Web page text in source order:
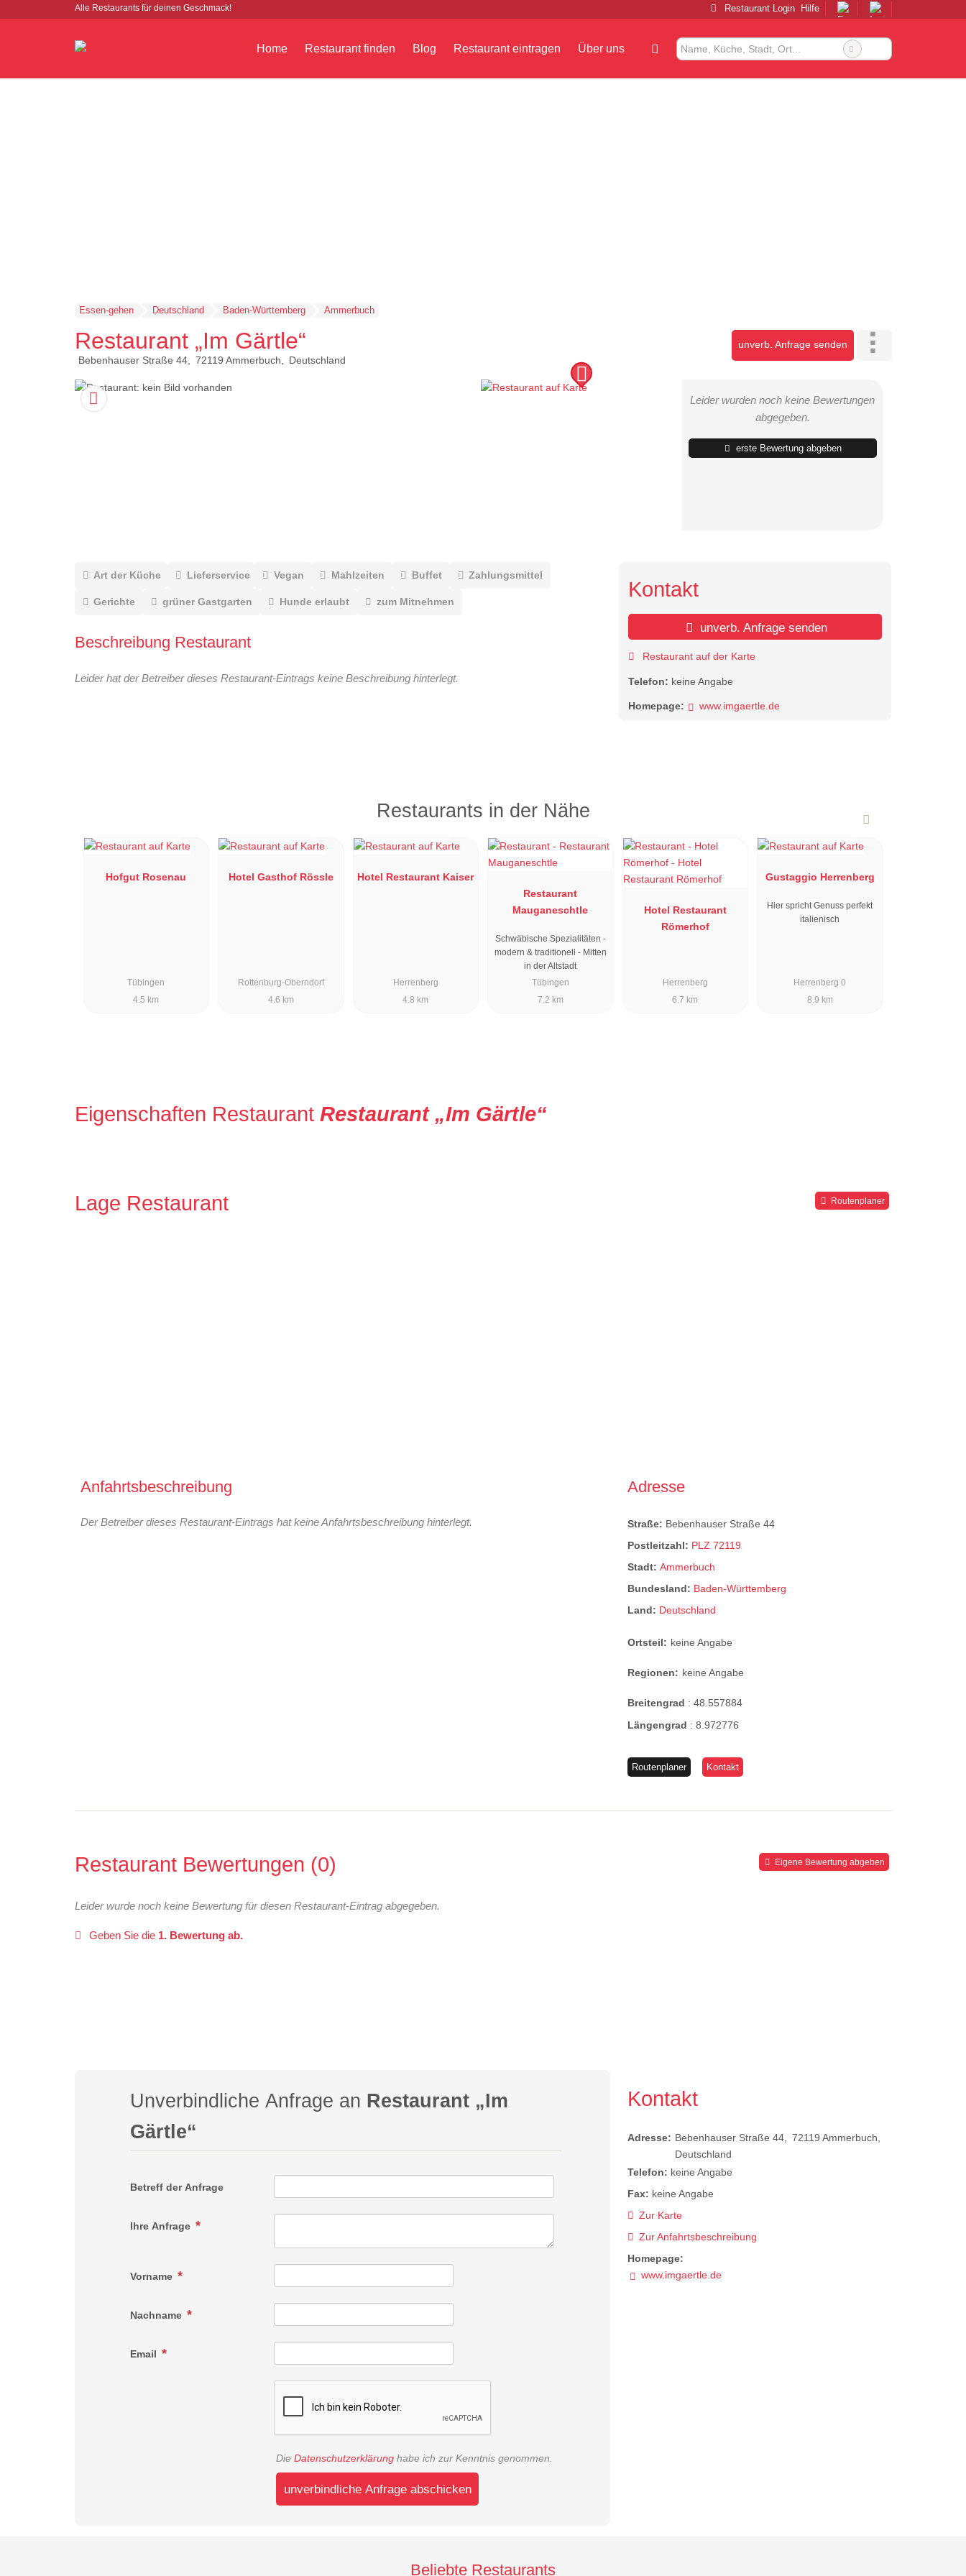
Alle Restaurants für deinen Geschmack! Restaurant Login Hilfe
Home Restaurant finden Blog Restaurant eintragen Über uns
Essen-gehen Deutschland Baden-Württemberg Ammerbuch
Restaurant „Im Gärtle“
Bebenhauser Straße 44 72119 Ammerbuch Deutschland
unverb. Anfrage senden
Leider wurden noch keine Bewertungen
abgegeben.
erste Bewertung abgeben
Art der Küche Lieferservice Vegan Mahlzeiten Buffet Zahlungsmittel
Gerichte grüner Gastgarten Hunde erlaubt zum Mitnehmen
Beschreibung Restaurant
Leider hat der Betreiber dieses Restaurant-Eintrags keine Beschreibung hinterlegt.
Kontakt
unverb. Anfrage senden
Restaurant auf der Karte
Telefon: keine Angabe
Homepage: www.imgaertle.de
Restaurants in der Nähe
Hofgut Rosenau
Tübingen
4.5 km
Hotel Gasthof Rössle
Rottenburg-Oberndorf
4.6 km
Hotel Restaurant Kaiser
Herrenberg
4.8 km
Restaurant
Mauganeschtle
Schwäbische Spezialitäten -
modern & traditionell - Mitten
in der Altstadt
Tübingen
7.2 km
Hotel Restaurant
Römerhof
Herrenberg
6.7 km
Gustaggio Herrenberg
Hier spricht Genuss perfekt
italienisch
Herrenberg 0
8.9 km
Eigenschaften Restaurant Restaurant „Im Gärtle“
Lage Restaurant Routenplaner
Anfahrtsbeschreibung
Der Betreiber dieses Restaurant-Eintrags hat keine Anfahrtsbeschreibung hinterlegt.
Adresse
Straße: Bebenhauser Straße 44
Postleitzahl: PLZ 72119
Stadt:Ammerbuch
Bundesland: Baden-Württemberg
Land: Deutschland
Ortsteil: keine Angabe
Regionen: keine Angabe
Breitengrad :48.557884
Längengrad :8.972776
Routenplaner Kontakt
Restaurant Bewertungen 0 Eigene Bewertung abgeben
Leider wurde noch keine Bewertung für diesen Restaurant-Eintrag abgegeben.
Geben Sie die 1. Bewertung ab.
Unverbindliche Anfrage an Restaurant „Im
Gärtle“
Betreff der Anfrage
Ihre Anfrage
Vorname
Nachname
Email
DieDatenschutzerklärung habe ich zur Kenntnis genommen.
unverbindliche Anfrage abschicken
Kontakt
Adresse: Bebenhauser Straße 44 72119 Ammerbuch
Deutschland
Telefon: keine Angabe
Fax: keine Angabe
Zur Karte
Zur Anfahrtsbeschreibung
Homepage:
www.imgaertle.de
Beliebte Restaurants